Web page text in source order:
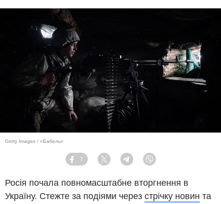
Getty Images / «Бабель»
Facebook
7
Twitter TelegramViber
Росія почала повномасштабне вторгнення в
Україну. Стежте за подіями через стрічку новин та